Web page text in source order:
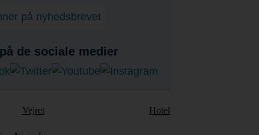
på nyhedsbrevet
de sociale medier
Vejret Hotel